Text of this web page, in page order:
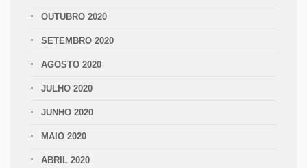
OUTUBRO 2020
SETEMBRO 2020
AGOSTO 2020
JULHO 2020
JUNHO 2020
MAIO 2020
ABRIL 2020